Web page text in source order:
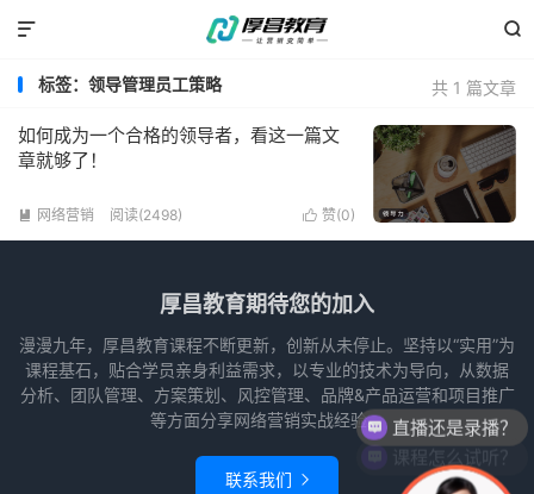


共 1 篇文章
标签：领导管理员工策略
如何成为一个合格的领导者，看这一篇文
章就够了！
 赞(0)
 网络营销 阅读(2498)
厚昌教育期待您的加入
漫漫九年，厚昌教育课程不断更新，创新从未停止。坚持以“实用”为
课程基石，贴合学员亲身利益需求，以专业的技术为导向，从数据
分析、团队管理、方案策划、风控管理、品牌&产品运营和项目推广
等方面分享网络营销实战经验。
联系我们 
直播还是录播？
课程怎么试听？